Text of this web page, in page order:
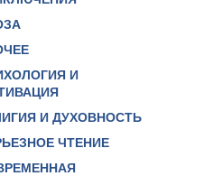
И
И ДУХОВНОСТЬ
ЧТЕНИЕ